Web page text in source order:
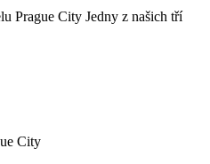
Jedny z našich tří